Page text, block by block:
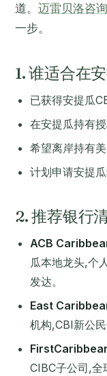
道。 迈雷贝洛咨询
一步。
1. 谁适合在
已获得安提瓜
在安提瓜持有
希望离岸持有
计划申请安提
2. 推荐银行
ACB
瓜本地龙头,个
发达。
East
机构,CBI新公
CIBC子公司,